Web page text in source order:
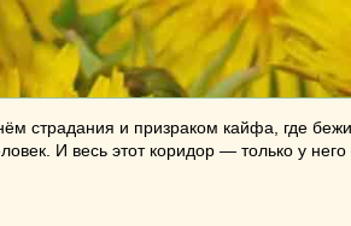
страдания и призраком кайфа, где
И весь этот коридор — только у него